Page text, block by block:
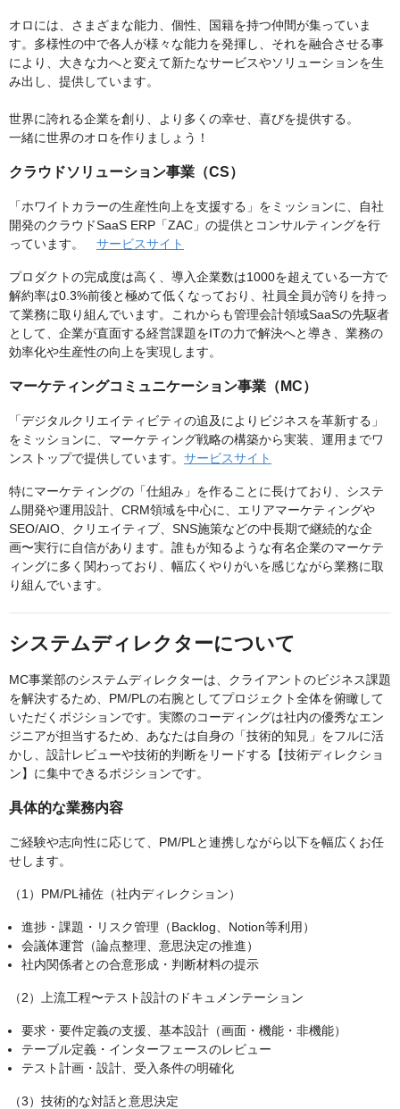
オロには、さまざまな能力、個性、国籍を持つ仲間が集っていま
す。多様性の中で各人が様々な能力を発揮し、それを融合させる事
により、大きな力へと変えて新たなサービスやソリューションを生
み出し、提供しています。
世界に誇れる企業を創り、より多くの幸せ、喜びを提供する。
一緒に世界のオロを作りましょう！
クラウドソリューション事業（CS）
「ホワイトカラーの生産性向上を支援する」をミッションに、自社
開発のクラウドSaaS ERP「ZAC」の提供とコンサルティングを行
っています。 サービスサイト
プロダクトの完成度は高く、導入企業数は1000を超えている一方で
解約率は0.3%前後と極めて低くなっており、社員全員が誇りを持っ
て業務に取り組んでいます。これからも管理会計領域SaaSの先駆者
として、企業が直面する経営課題をITの力で解決へと導き、業務の
効率化や生産性の向上を実現します。
マーケティングコミュニケーション事業（MC）
「デジタルクリエイティビティの追及によりビジネスを革新する」
をミッションに、マーケティング戦略の構築から実装、運用までワ
ンストップで提供しています。 サービスサイト
特にマーケティングの「仕組み」を作ることに長けており、システ
ム開発や運用設計、CRM領域を中心に、エリアマーケティングや
SEO/AIO、クリエイティブ、SNS施策などの中長期で継続的な企
画〜実行に自信があります。誰もが知るような有名企業のマーケテ
ィングに多く関わっており、幅広くやりがいを感じながら業務に取
り組んでいます。
システムディレクターについて
MC事業部のシステムディレクターは、クライアントのビジネス課題
を解決するため、PM/PLの右腕としてプロジェクト全体を俯瞰して
いただくポジションです。実際のコーディングは社内の優秀なエン
ジニアが担当するため、あなたは自身の「技術的知見」をフルに活
かし、設計レビューや技術的判断をリードする【技術ディレクショ
ン】に集中できるポジションです。
具体的な業務内容
ご経験や志向性に応じて、PM/PLと連携しながら以下を幅広くお任
せします。
（1）PM/PL補佐（社内ディレクション）
進捗・課題・リスク管理（Backlog、Notion等利用）
会議体運営（論点整理、意思決定の推進）
社内関係者との合意形成・判断材料の提示
（2）上流工程〜テスト設計のドキュメンテーション
要求・要件定義の支援、基本設計（画面・機能・非機能）
テーブル定義・インターフェースのレビュー
テスト計画・設計、受入条件の明確化
（3）技術的な対話と意思決定